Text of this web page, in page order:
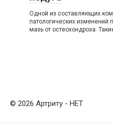
Одной из составляющих
патологических изменений
мазь от остеохондроза.
© 2026 Артриту - НЕТ